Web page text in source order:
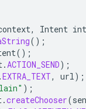
, Intent
();
();
.ACTION_SEND);
.EXTRA_TEXT, url);
);
.createChooser(